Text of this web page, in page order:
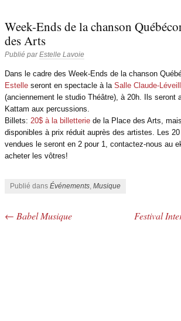
Week-Ends de la chanson
des Arts
Publié parEstelle Lavoie
Dans le cadre des Week-Ends de la chanson
Estelle seront en spectacle à la Salle Claude-
(anciennement le studio Théâtre), à 20h. Ils seront
Kattam aux percussions.
Billets: 20$ à la billetterie de la Place des Arts,
disponibles à prix réduit auprès des artistes. Les
vendues le seront en 2 pour 1, contactez-nous au
acheter les vôtres!
Publié dans Événements, Musique
Navigation des articles
← Babel Musique
Festival